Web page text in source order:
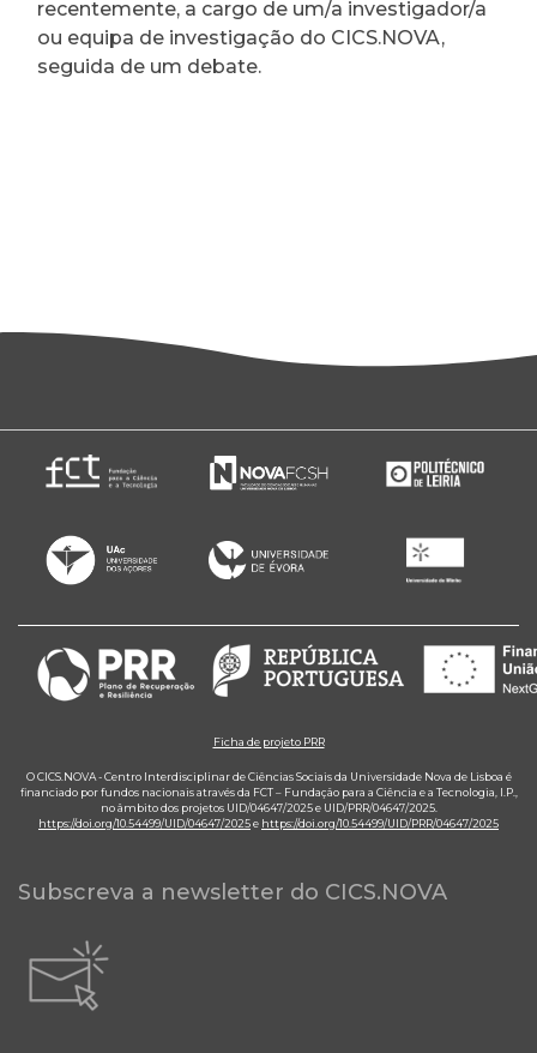
recentemente, a cargo de um/a investigador/a
ou equipa de investigação do CICS.NOVA,
seguida de um debate.
Ficha de projeto PRR
O CICS.NOVA - Centro Interdisciplinar de Ciências Sociais da Universidade Nova de Lisboa é
financiado por fundos nacionais através da FCT – Fundação para a Ciência e a Tecnologia, I.P.,
no âmbito dos projetos UID/04647/2025 e UID/PRR/04647/2025.
https://doi.org/10.54499/UID/04647/2025e https://doi.org/10.54499/UID/PRR/04647/2025
Subscreva a newsletter do CICS.NOVA